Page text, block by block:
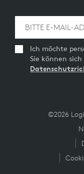
Ich möchte
Sie können
©2026